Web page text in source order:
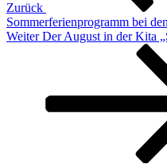
Zurück
Sommerferienprogramm bei
Nächster
Weiter Der August in der Kita